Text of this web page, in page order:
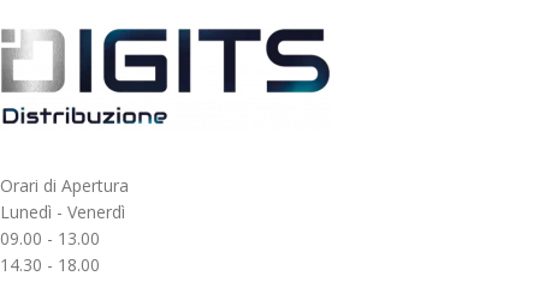
Orari di Apertura
Lunedì - Venerdì
09.00 - 13.00
14.30 - 18.00